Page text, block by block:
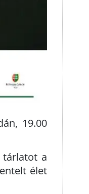
19.00
tárlatot a
élet